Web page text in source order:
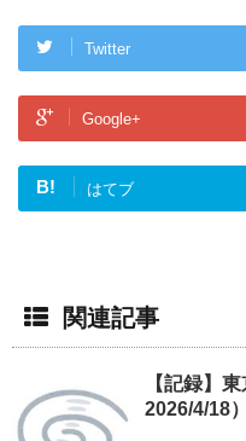
Twitter
Google+
B! はてブ
関連記事
【記録】
2026/4/18）